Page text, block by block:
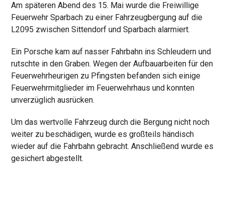
Am späteren Abend des 15. Mai wurde die Freiwillige
Feuerwehr Sparbach zu einer Fahrzeugbergung auf die
L2095 zwischen Sittendorf und Sparbach alarmiert.
Ein Porsche kam auf nasser Fahrbahn ins Schleudern und
rutschte in den Graben. Wegen der Aufbauarbeiten für den
Feuerwehrheurigen zu Pfingsten befanden sich einige
Feuerwehrmitglieder im Feuerwehrhaus und konnten
unverzüglich ausrücken.
Um das wertvolle Fahrzeug durch die Bergung nicht noch
weiter zu beschädigen, wurde es großteils händisch
wieder auf die Fahrbahn gebracht. Anschließend wurde es
gesichert abgestellt.